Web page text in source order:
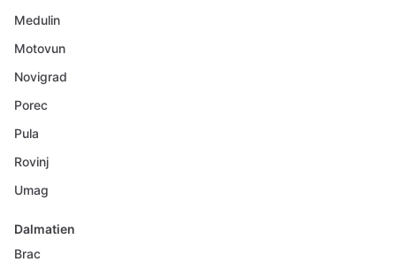
Medulin
Motovun
Novigrad
Porec
Pula
Rovinj
Umag
Dalmatien
Brac